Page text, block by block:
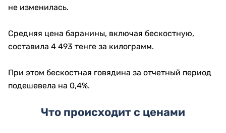
не изменилась.
Средняя цена баранины, включая бескостную,
составила 4 493 тенге за килограмм.
При этом бескостная говядина за отчетный период
подешевела на 0,4%.
Что происходит с ценами